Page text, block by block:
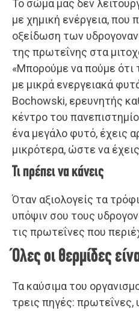
Το σώμα μας δεν
με χημική ενέργεια, που
οξείδωση των
της πρωτεΐνης στα
«Μπορούμε να πούμε ότι
με μικρά ενεργειακά
Bochowski, ερευνητής
κέντρο του
ένα μεγάλο φυτό, έχεις
μικρότερα, ώστε να
Τι πρέπει να κάνεις
Όταν αξιολογείς τα
υπόψιν σου τους
τις πρωτεΐνες που
Όλες οι θερμίδες
Τα καύσιμα του
τρεις πηγές: πρωτεΐνες,